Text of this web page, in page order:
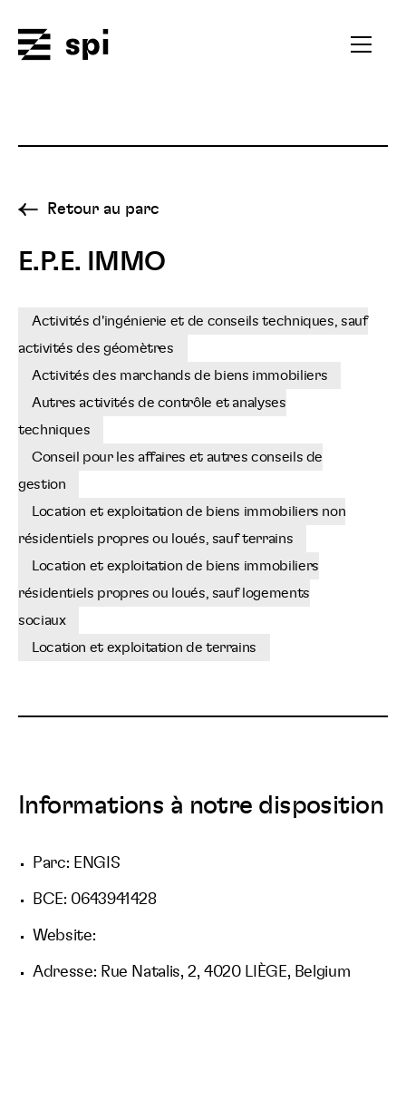
Ouvrir
Retour au parc
E.P.E. IMMO
Activités d'ingénierie et de conseils techniques, sauf
activités des géomètres
Activités des marchands de biens immobiliers
Autres activités de contrôle et analyses
techniques
Conseil pour les affaires et autres conseils de
gestion
Location et exploitation de biens immobiliers non
résidentiels propres ou loués, sauf terrains
Location et exploitation de biens immobiliers
résidentiels propres ou loués, sauf logements
sociaux
Location et exploitation de terrains
Informations à notre disposition
Parc: ENGIS
BCE: 0643941428
Website:
Adresse: Rue Natalis, 2, 4020 LIÈGE, Belgium